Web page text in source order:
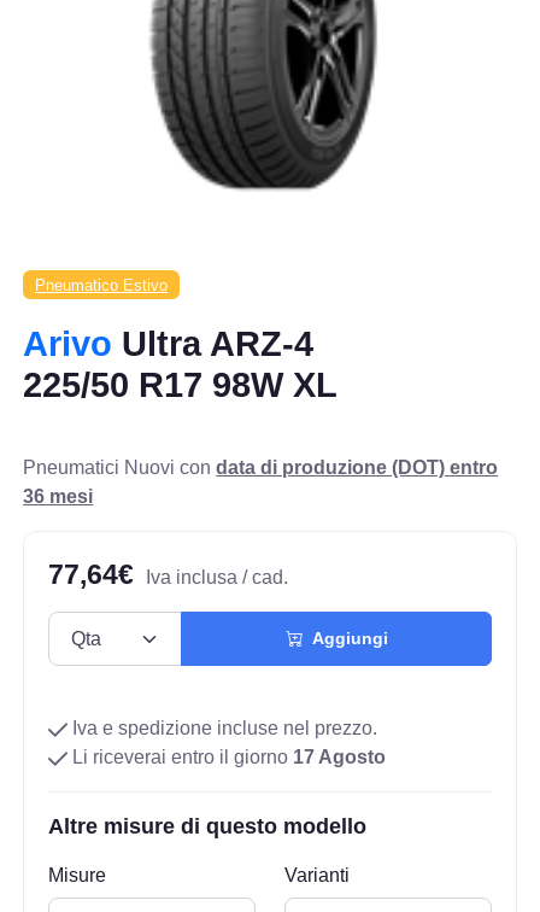
Pneumatico Estivo
Arivo Ultra ARZ-4
225/50 R17 98W XL
Pneumatici Nuovi condata di produzione (DOT) entro
36 mesi
77,64€ Iva inclusa / cad.
Aggiungi
Iva e spedizione incluse nel prezzo.
Li riceverai entro il giorno 17 Agosto
Altre misure di questo modello
Misure Varianti